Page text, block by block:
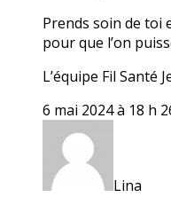
Prends soin de toi
pour que l’on
L’équipe Fil Santé
6 mai 2024 à 18 h
Lina